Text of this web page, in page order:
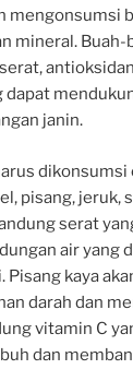
mengonsumsi
mineral. Buah-
dapat
janin.
dikonsumsi
pisang, jeruk,
serat
air yang
kaya
darah dan
vitamin C
dan